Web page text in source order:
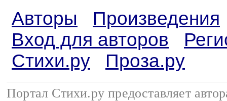
Авторы
Произведения
Вход для авторов
Стихи.ру
Проза.ру
Портал Стихи.ру предоставляет